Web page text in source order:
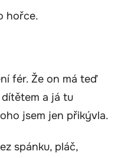
hořce.
fér. Že on má teď
a já tu
jsem jen přikývla.
spánku, pláč,